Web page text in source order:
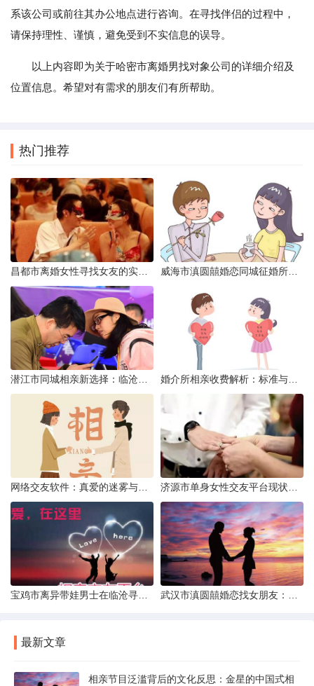
系该公司或前往其办公地点进行咨询。在寻找伴侣的过程中，
请保持理性、谨慎，避免受到不实信息的误导。
以上内容即为关于哈密市离婚男找对象公司的详细介绍及
位置信息。希望对有需求的朋友们有所帮助。
热门推荐
最新文章
相亲节目泛滥背后的文化反思：金星的中国式相